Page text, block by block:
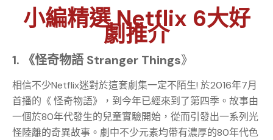
小編精選 Netflix 6大好
劇推介
1. 《怪奇物語 Stranger Things》
相信不少Netflix迷對於這套劇集一定不陌生! 於2016年7月
首播的《 怪奇物語》，到今年已經來到了第四季。故事由
一個於80年代發生的兒童實驗開始，從而引發出一系列光
怪陸離的奇異故事。劇中不少元素均帶有濃厚的80年代色